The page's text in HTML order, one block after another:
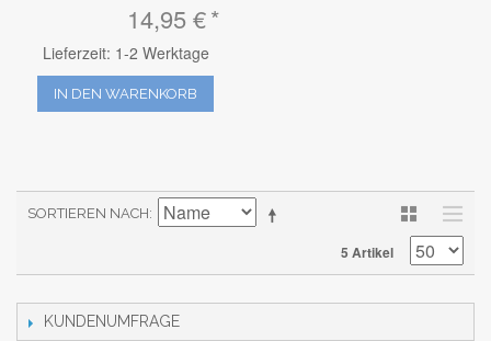
14,95 €
Lieferzeit: 1-2 Werktage
IN DEN WARENKORB
SORTIEREN NACH
5 Artikel
KUNDENUMFRAGE